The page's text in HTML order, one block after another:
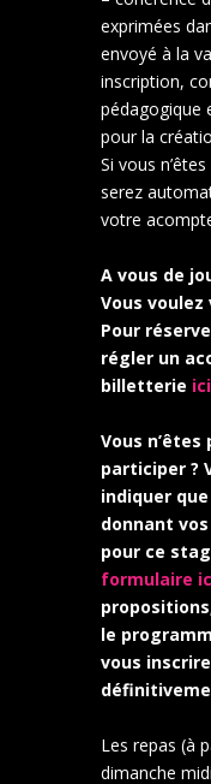
exprimées
envoyé à la
inscription,
pédagogique
pour la
Si vous
serez
votre
A vous de
Vous voulez
Pour
régler un
billetterie ici
Vous n’êtes
participer ?
indiquer
donnant
pour ce
formulaire
le
vous
Les repas (à
dimanche